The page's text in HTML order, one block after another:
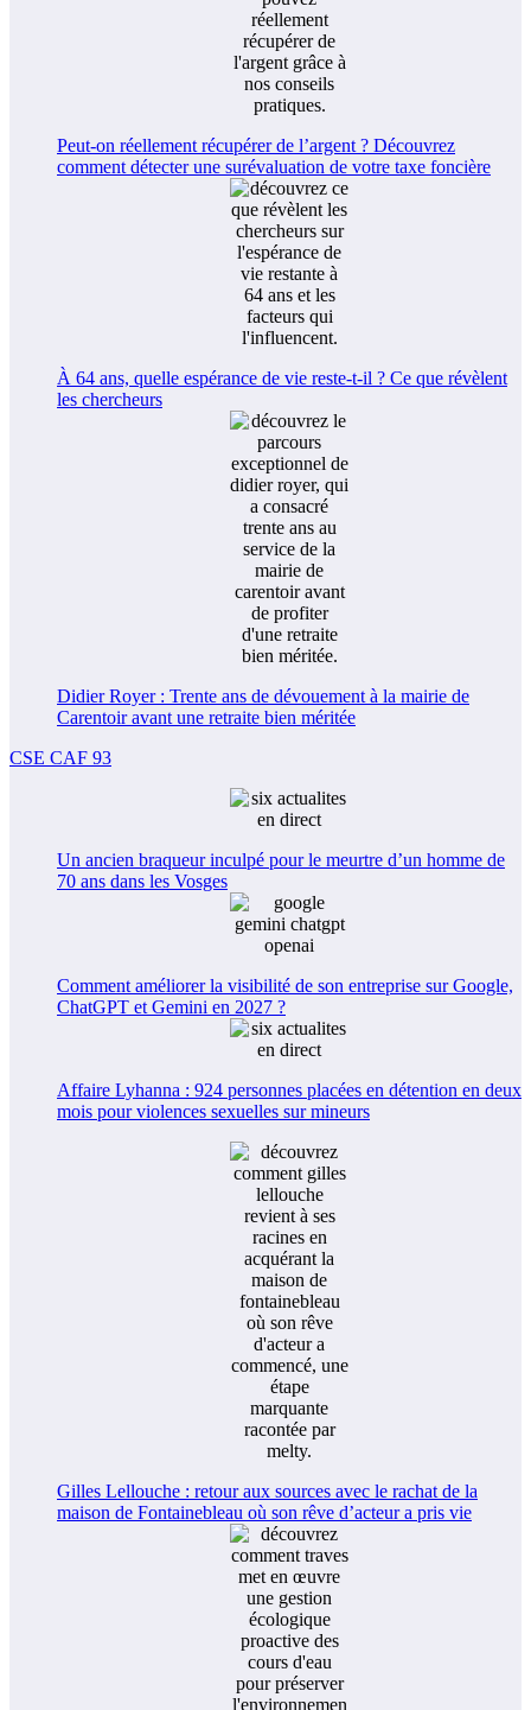
Peut-on réellement récupérer de l’argent ? Découvrez
comment détecter une surévaluation de votre taxe foncière
À 64 ans, quelle espérance de vie reste-t-il ? Ce que révèlent
les chercheurs
Didier Royer : Trente ans de dévouement à la mairie de
Carentoir avant une retraite bien méritée
CSE CAF 93
Un ancien braqueur inculpé pour le meurtre d’un homme de
70 ans dans les Vosges
Comment améliorer la visibilité de son entreprise sur Google,
ChatGPT et Gemini en 2027 ?
Affaire Lyhanna : 924 personnes placées en détention en deux
mois pour violences sexuelles sur mineurs
Gilles Lellouche : retour aux sources avec le rachat de la
maison de Fontainebleau où son rêve d’acteur a pris vie